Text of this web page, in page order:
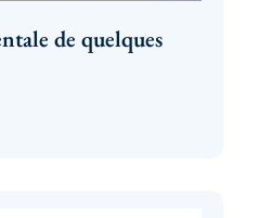
de quelques